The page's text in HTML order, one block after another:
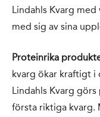
Lindahls Kvarg
med sig av sina
Proteinrika
kvarg ökar kraftigt i
Lindahls Kvarg
första riktiga kvarg.